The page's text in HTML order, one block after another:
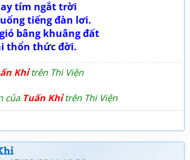
tím ngắt trời
tiếng đàn lơi.
bâng khuâng đất
thổn thức đời.
Khỉtrên Thi Viện
của Tuấn Khỉtrên Thi Viện